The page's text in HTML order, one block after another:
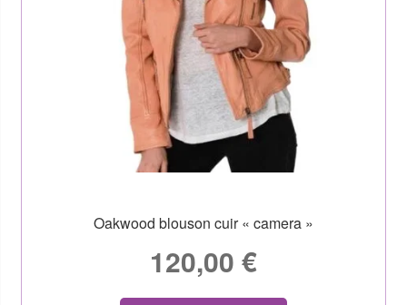
Oakwood blouson cuir « camera »
120,00 €